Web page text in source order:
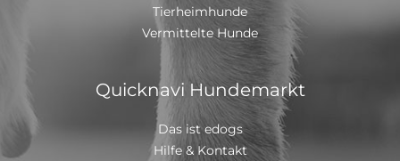
mit einem EU Ausweis in einem beim deutschen
Veterinäramt registriertem Transport
Tierheimhunde
Vermittelte Hunde
Quicknavi Hundemarkt
Das ist edogs
Hilfe & Kontakt